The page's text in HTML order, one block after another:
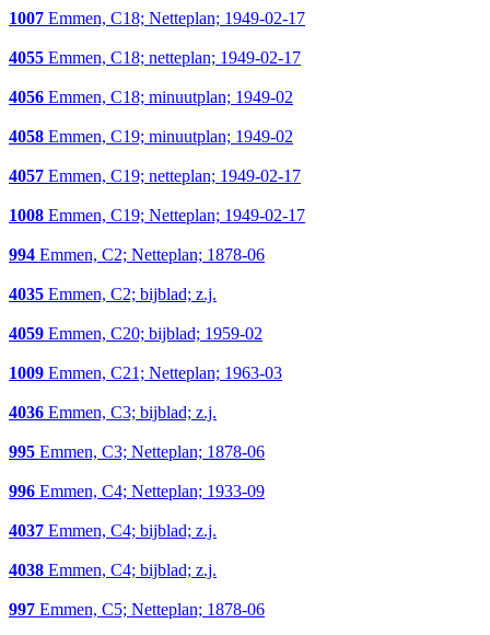
1007 Emmen, C18; Netteplan; 1949-02-17
4055 Emmen, C18; netteplan; 1949-02-17
4056 Emmen, C18; minuutplan; 1949-02
4058 Emmen, C19; minuutplan; 1949-02
4057 Emmen, C19; netteplan; 1949-02-17
1008 Emmen, C19; Netteplan; 1949-02-17
994 Emmen, C2; Netteplan; 1878-06
4035 Emmen, C2; bijblad; z.j.
4059 Emmen, C20; bijblad; 1959-02
1009 Emmen, C21; Netteplan; 1963-03
4036 Emmen, C3; bijblad; z.j.
995 Emmen, C3; Netteplan; 1878-06
996 Emmen, C4; Netteplan; 1933-09
4037 Emmen, C4; bijblad; z.j.
4038 Emmen, C4; bijblad; z.j.
997 Emmen, C5; Netteplan; 1878-06